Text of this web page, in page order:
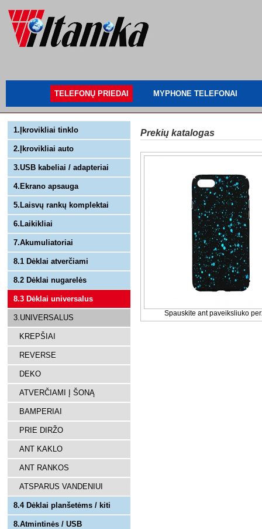
TELEFONŲ PRIEDAI MYPHONE TELEFONAI
1.Įkrovikliai tinklo
2.Įkrovikliai auto
3.USB kabeliai / adapteriai
4.Ekrano apsauga
5.Laisvų rankų komplektai
6.Laikikliai
7.Akumuliatoriai
8.1 Dėklai atverčiami
8.2 Dėklai nugarelės
8.3 Dėklai universalus
3.UNIVERSALUS
KREPŠIAI
REVERSE
DEKO
ATVERČIAMI Į ŠONĄ
BAMPERIAI
PRIE DIRŽO
ANT KAKLO
ANT RANKOS
ATSPARUS VANDENIUI
8.4 Dėklai planšetėms / kiti
8.Atmintinės / USB
Prekių katalogas
Spauskite ant paveiksliuko